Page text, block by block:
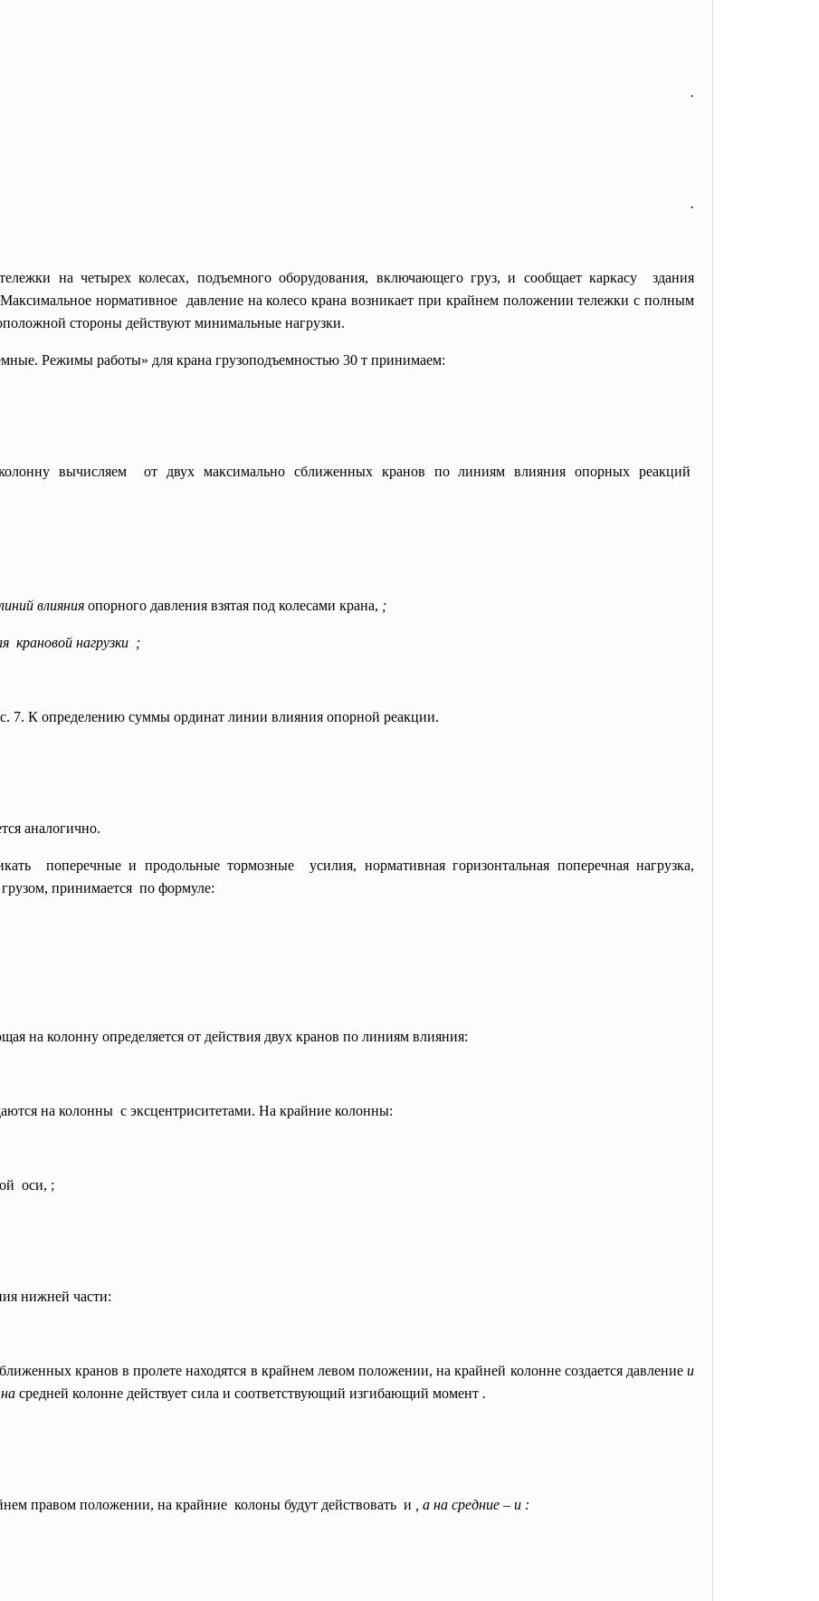
.
.
на четырех колесах, подъемного оборудования, включающего груз, и сообщает каркасу здания
нормативное давление на колесо крана возникает при крайнем положении тележки с полным
стороны действуют минимальные нагрузки.
Режимы работы» для крана грузоподъемностью 30 т принимаем:
вычисляем от двух максимально сближенных кранов по линиям влияния опорных реакций
влияния опорного давления взятая под колесами крана, ;
крановой нагрузки ;
7. К определению суммы ординат линии влияния опорной реакции.
аналогично.
поперечные и продольные тормозные усилия, нормативная горизонтальная поперечная нагрузка,
принимается по формуле:
на колонну определяется от действия двух кранов по линиям влияния:
на колонны с эксцентриситетами. На крайние колонны:
оси, ;
нижней части:
кранов в пролете находятся в крайнем левом положении, на крайней колонне создается давлениеи
средней колонне действует сила и соответствующий изгибающий момент .
правом положении, на крайние колоны будут действовать и , а на средние – и :